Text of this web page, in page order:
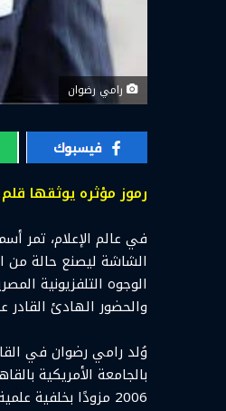
رامي رضوان
رموز مؤثره يوثقها
في عالم الإعلام، تمر
الشاشة ليصنع حالة من
الوجوه التلفزيونية
والحضور الهادئ
وُلد رامي رضوان في
بالجامعة الأمريكية
2006 مزودًا بخلفية علمية ومهارات مهنية شكلت اللبنة الأولى في رحلته الإعلامية.